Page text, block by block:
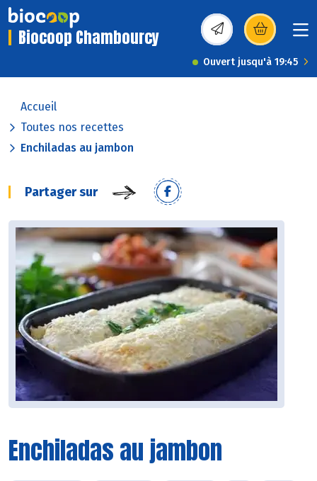
Biocoop Chambourcy (s’ouvre dans une
Ouvert jusqu'à 19:45
Accueil
Toutes nos recettes
Enchiladas au jambon
Partager sur
Enchiladas au jambon